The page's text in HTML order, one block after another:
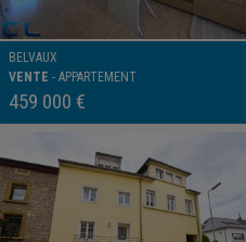
BELVAUX
VENTE - APPARTEMENT
459 000 €